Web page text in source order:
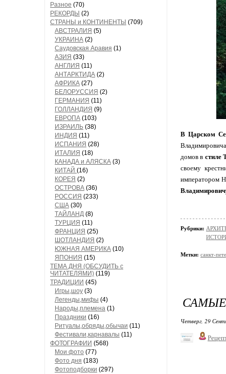
Разное (70)
РЕКОРДЫ (2)
СТРАНЫ и КОНТИНЕНТЫ (709)
АВСТРАЛИЯ (5)
УКРАИНА (2)
Саудовская Аравия (1)
АЗИЯ (33)
АНГЛИЯ (11)
АНТАРКТИДА (2)
АФРИКА (27)
БЕЛОРУССИЯ (2)
ГЕРМАНИЯ (11)
ГОЛЛАНДИЯ (9)
ЕВРОПА (103)
ИЗРАИЛЬ (38)
ИНДИЯ (11)
ИСПАНИЯ (28)
ИТАЛИЯ (18)
КАНАДА и АЛЯСКА (3)
КИТАЙ (16)
КОРЕЯ (2)
ОСТРОВА (36)
РОССИЯ (233)
США (30)
ТАЙЛАНД (8)
ТУРЦИЯ (11)
ФРАНЦИЯ (25)
ШОТЛАНДИЯ (2)
ЮЖНАЯ АМЕРИКА (10)
ЯПОНИЯ (15)
ТЕМА ДНЯ (ОБСУДИТЬ с
ЧИТАТЕЛЯМИ) (119)
ТРАДИЦИИ (45)
Игры,шоу (3)
Легенды,мифы (4)
Народы,племена (1)
Праздники (16)
Ритуалы,обряды,обычаи (11)
Фестивали,карнавалы (11)
ФОТОГРАФИИ (568)
Мои фото (77)
Фото дня (183)
Фотоподборки (297)
В Царском
домов в стиле
своему
императором
Рубрики:
Метки: санкт-
Четверг, 29